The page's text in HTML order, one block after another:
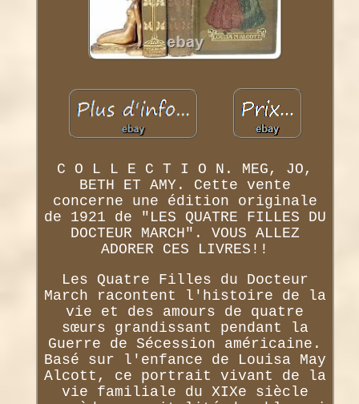
C O L L E C T I O N. MEG, JO,
BETH ET AMY. Cette vente
concerne une édition originale
de 1921 de "LES QUATRE FILLES DU
DOCTEUR MARCH". VOUS ALLEZ
ADORER CES LIVRES!!
Les Quatre Filles du Docteur
March racontent l'histoire de la
vie et des amours de quatre
sœurs grandissant pendant la
Guerre de Sécession américaine.
Basé sur l'enfance de Louisa May
Alcott, ce portrait vivant de la
vie familiale du XIXe siècle